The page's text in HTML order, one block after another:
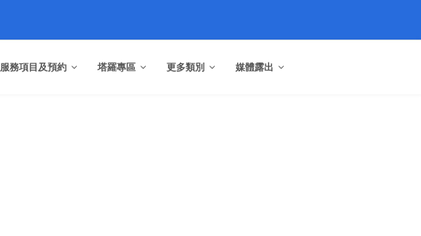
服務項目及預約 塔羅專區 更多類別 媒體露出